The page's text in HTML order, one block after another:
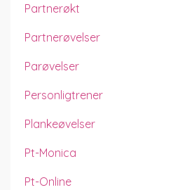
Partnerøkt
Partnerøvelser
Parøvelser
Personligtrener
Plankeøvelser
Pt-Monica
Pt-Online